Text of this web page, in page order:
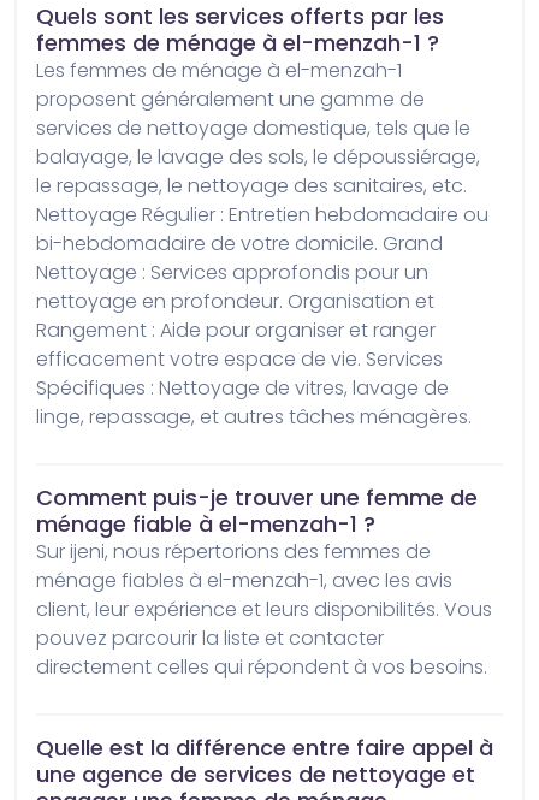
Quels sont les services offerts par les
femmes de ménage à el-menzah-1 ?
Les femmes de ménage à el-menzah-1
proposent généralement une gamme de
services de nettoyage domestique, tels que le
balayage, le lavage des sols, le dépoussiérage,
le repassage, le nettoyage des sanitaires, etc.
Nettoyage Régulier : Entretien hebdomadaire ou
bi-hebdomadaire de votre domicile. Grand
Nettoyage : Services approfondis pour un
nettoyage en profondeur. Organisation et
Rangement : Aide pour organiser et ranger
efficacement votre espace de vie. Services
Spécifiques : Nettoyage de vitres, lavage de
linge, repassage, et autres tâches ménagères.
Comment puis-je trouver une femme de
ménage fiable à el-menzah-1 ?
Sur ijeni, nous répertorions des femmes de
ménage fiables à el-menzah-1, avec les avis
client, leur expérience et leurs disponibilités. Vous
pouvez parcourir la liste et contacter
directement celles qui répondent à vos besoins.
Quelle est la différence entre faire appel à
une agence de services de nettoyage et